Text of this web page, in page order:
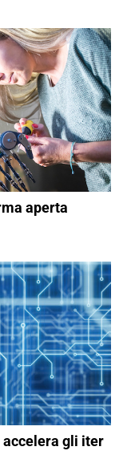
aperta
accelera gli iter